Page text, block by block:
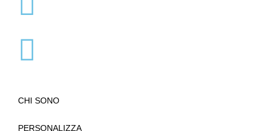
CHI SONO
PERSONALIZZA